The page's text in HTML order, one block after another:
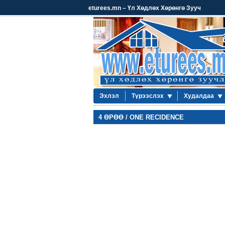
eturees.mn – Үл Хөдлөх Хөрөнгө Зууч
Эхлэл Түрээслэх Худалдаа
4 ӨРӨӨ / ONE RECIDENCE